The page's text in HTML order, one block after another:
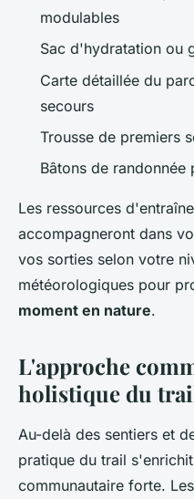
modulables
Sac d'hydratation ou
Carte détaillée du
secours
Trousse de premiers
Bâtons de
Les ressources
accompagneront dans
vos sorties selon votre
météorologiques pour
moment en nature.
L'approche
holistique du
Au-delà des sentiers et
pratique du trail
communautaire forte.